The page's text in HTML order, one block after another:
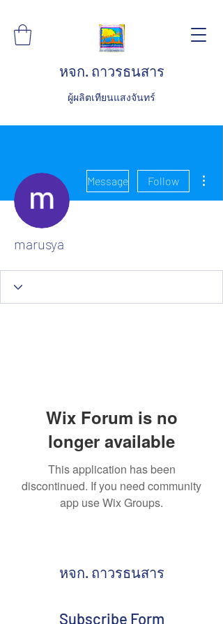
หจก. ถาวรธนสาร
ผู้ผลิตเทียนแสงจันทร์
Message Follow
marusya
Wix Forum is no
longer available
This application has been
discontinued. If you need community
app use Wix Groups.
หจก. ถาวรธนสาร
Subscribe Form